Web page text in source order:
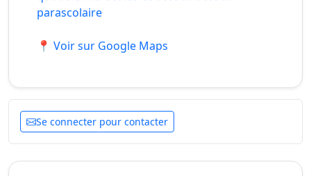
parascolaire
📍 Voir sur Google Maps
Se connecter pour contacter